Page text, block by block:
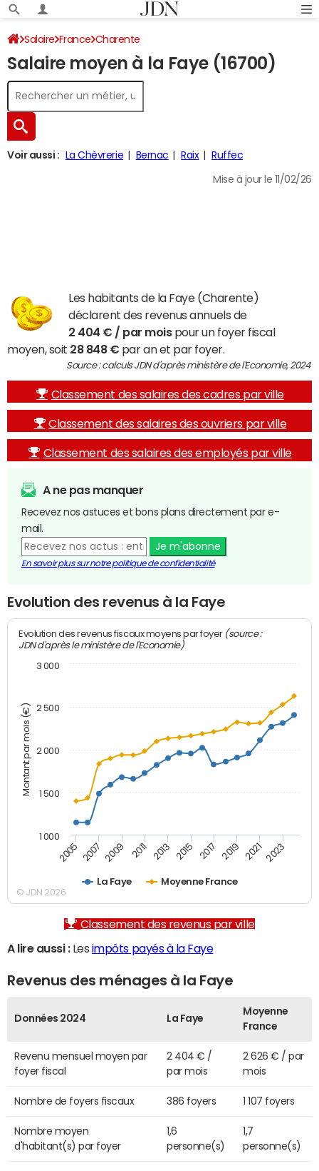
Salaire France Charente
Salaire moyen à la Faye (16700)
Voir aussi : La Chèvrerie Bernac Raix Ruffec
Mise à jour le 11/02/26
Les habitants de la Faye (Charente)
déclarent des revenus annuels de
2 404 € / par moispour un foyer fiscal
moyen, soit 28 848 € par an et par foyer.
Source : calculs JDN d'après ministère de l'Economie, 2024
Classement des salaires des cadres par ville
Classement des salaires des ouvriers par ville
Classement des salaires des employés par ville
A ne pas manquer
Recevez nos astuces et bons plans directement par e-
mail.
Je m'abonne
En savoir plus sur notre politique de confidentialité
Evolution des revenus à la Faye
Montant par mois (€)
Evolution des revenus fiscaux moyens par foyer (source :
JDN d'après le ministère de l'Economie)
La Faye Moyenne France
2005 2007 2009 2011 2013 2015 2017 2019 2021 2023
1 000
1 500
2 000
2 500
3 000
© JDN 2026
Classement des revenus par ville
A lire aussi :Les impôts payés à la Faye
Revenus des ménages à la Faye
Données 2024 La Faye
Moyenne
France
Revenu mensuel moyen par
foyer fiscal
2 404 € /
par mois
2 626 € / par
mois
Nombre de foyers fiscaux 386 foyers 1 107 foyers
Nombre moyen
d'habitant(s) par foyer
1,6
personne(s)
1,7
personne(s)